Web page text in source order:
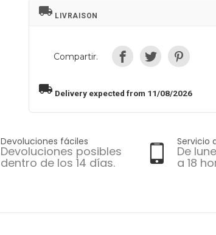
local_shipping LIVRAISON
Compartir.
local_shipping Delivery expected from 11/08/2026
Devoluciones fáciles
Devoluciones posibles
dentro de los 14 días.
Servicio
De
a 18